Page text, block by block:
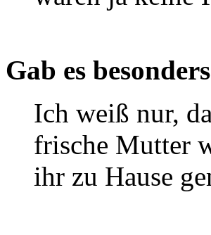
Gab es
Ich weiß nur,
frische Mutter
ihr zu Hause